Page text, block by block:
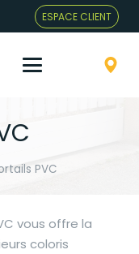
ESPACE CLIENT
PVC
vous offre la
coloris